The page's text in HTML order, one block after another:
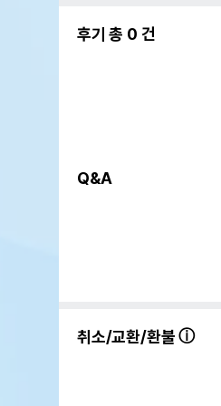
후기 총 0 건
Q&A
취소/교환/환불